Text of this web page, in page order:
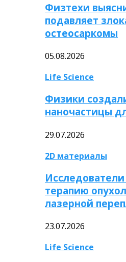
Физтехи
подавляет
остеосаркомы
05.08.2026
Life Science
Физики
наночастицы
29.07.2026
2D материалы
терапию
лазерной
23.07.2026
Life Science